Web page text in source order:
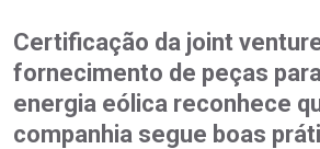
Certificação da joint
fornecimento de peças
energia eólica reconhece
companhia segue boas